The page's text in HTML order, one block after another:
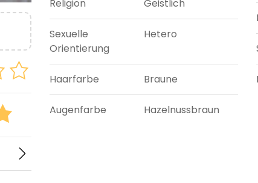
Religion Geistlich
Sexuelle
Orientierung
Hetero
Haarfarbe Braune
Augenfarbe Hazelnussbraun